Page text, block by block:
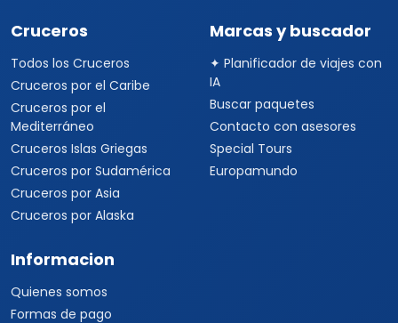
Cruceros
Todos los Cruceros
Cruceros por el Caribe
Cruceros por el
Mediterráneo
Cruceros Islas Griegas
Cruceros por Sudamérica
Cruceros por Asia
Cruceros por Alaska
Marcas y buscador
✦ Planificador de viajes con
IA
Buscar paquetes
Contacto con asesores
Special Tours
Europamundo
Informacion
Quienes somos
Formas de pago